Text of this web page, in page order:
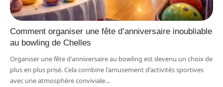
Comment organiser une fête d’anniversaire inoubliable
au bowling de Chelles
Organiser une fête d'anniversaire au bowling est devenu un choix de
plus en plus prisé. Cela combine l'amusement d'activités sportives
avec une atmosphère conviviale…